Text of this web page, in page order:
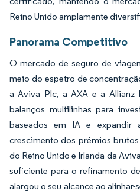
Reino Unido amplamente
Panorama Competitivo
O mercado de seguro de
meio do espetro de
a Aviva Plc, a AXA e a Allianz
balanços multilinhas para
baseados em IA e expandir
crescimento dos prémios
do Reino Unido e Irlanda da
suficiente para o refinamento
alargou o seu alcance ao